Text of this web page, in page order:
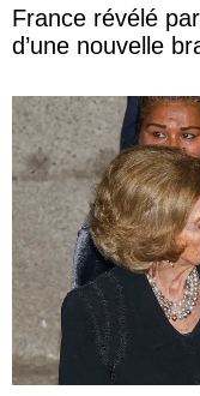
France révélé
d’une nouvelle